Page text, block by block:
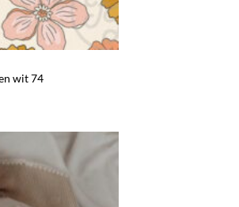
wit 74